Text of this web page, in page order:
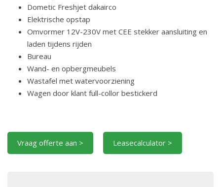
Dometic Freshjet dakairco
Elektrische opstap
Omvormer 12V-230V met CEE stekker aansluiting en
laden tijdens rijden
Bureau
Wand- en opbergmeubels
Wastafel met watervoorziening
Wagen door klant full-collor bestickerd
Vraag offerte aan > Leasecalculator >